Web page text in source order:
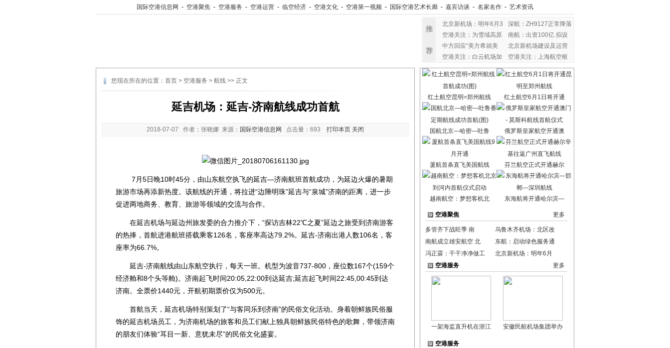
国际空港信息网 - 空港聚焦 - 空港服务 - 空港运营 - 临空经济 - 空港文化 - 空港第一视频 - 国际空港艺术长廊 - 嘉宾访谈 - 名家名作 - 艺术资讯
推
荐
北京新机场：明年6月3
深航：ZH9127正常降落
空港关注：为雪域高原
南航：出资100亿 拟设
中方回应“美方希就美
北京新机场建设及运营
空港关注：白云机场加
空港关注：上海航空枢
您现在所在的位置： 首页 > 空港服务 > 航线 >> 正文
延吉机场：延吉-济南航线成功首航
2018-07-07 作者：张晓娜 来源： 国际空港信息网 点击量： 693 打印本页 关闭
7月5日晚10时45分，由山东航空执飞的延吉—济南航班首航成功，为延边火爆的暑期
旅游市场再添新热度。该航线的开通，将拉进“边陲明珠”延吉与“泉城”济南的距离，进一步
促进两地商务、教育、旅游等领域的交流与合作。
在延吉机场与延边州旅发委的合力推介下，“探访吉林22℃之夏”延边之旅受到济南游客
的热捧，首航进港航班搭载乘客126名，客座率高达79.2%。延吉-济南出港人数106名，客
座率为66.7%。
延吉-济南航线由山东航空执行，每天一班。机型为波音737-800，座位数167个(159个
经济舱和8个头等舱)。济南起飞时间20:05,22:00到达延吉;延吉起飞时间22:45,00:45到达
济南。全票价1440元，开航初期票价仅为500元。
首航当天，延吉机场特别策划了“与客同乐到济南”的民俗文化活动。身着朝鲜族民俗服
饰的延吉机场员工，为济南机场的旅客和员工们献上独具朝鲜族民俗特色的歌舞，带领济南
的朋友们体验“耳目一新、意犹未尽”的民俗文化盛宴。
红土航空昆明=郑州航线 红土航空6月1日将开通
国航北京—哈密—吐鲁 俄罗斯皇家航空开通澳
厦航首条直飞美国航线 芬兰航空正式开通赫尔
越南航空：梦想客机北 东海航将开通哈尔滨—
空港聚焦 更多
多管齐下战旺季 南
乌鲁木齐机场：北区改
南航成立雄安航空 北
东航：启动绿色服务通
冯正霖：干干净净做工
北京新机场：明年6月
空港服务
更多
一架海监直升机在浙江 安徽民航机场集团举办
空港服务